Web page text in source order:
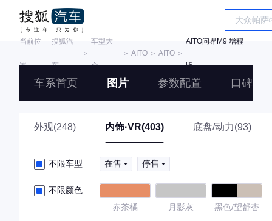
当前位
置:
搜狐汽
车
＞
车型大
全
＞ AITO＞ AITO＞
AITO问界M9 增程
版
车系首页 图片 参数配置 口碑
外观(248) 内饰·VR(403) 底盘/动力(93)
不限车型 在售 停售
不限颜色
赤茶橘
月影灰 黑色/望舒杏